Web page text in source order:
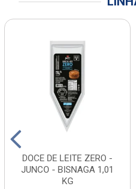
DOCE DE LEITE ZERO -
JUNCO - BISNAGA 1,01
KG